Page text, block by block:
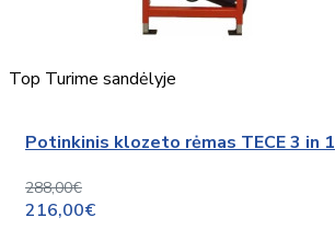
Top Turime sandėlyje
Potinkinis klozeto rėmas TECE 3 in 1
288,00€
216,00€